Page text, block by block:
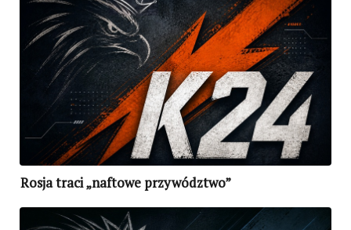
Rosja traci „naftowe przywództwo”